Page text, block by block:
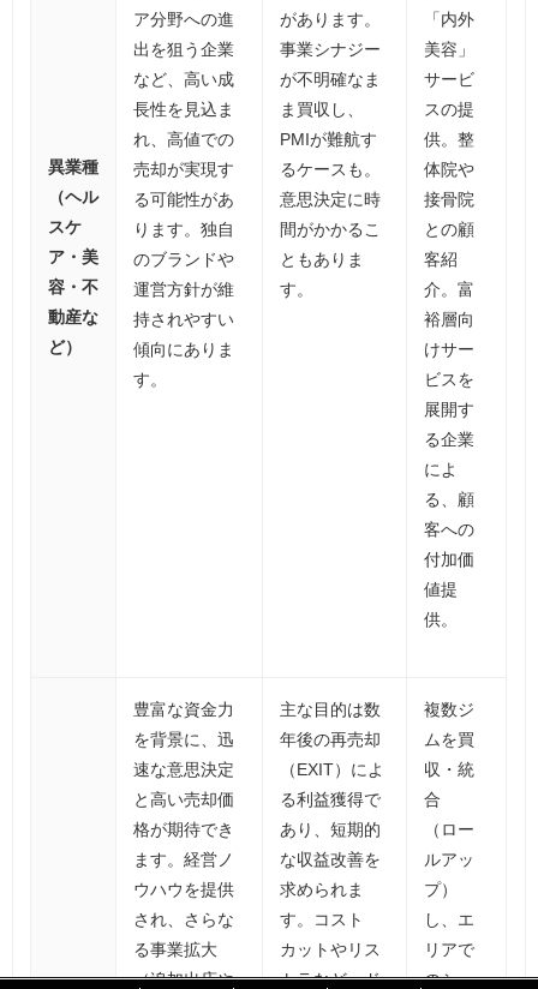
異業種
（ヘル
スケ
ア・美
容・不
動産な
ど）
ア分野への進
出を狙う企業
など、高い成
長性を見込ま
れ、高値での
売却が実現す
る可能性があ
ります。独自
のブランドや
運営方針が維
持されやすい
傾向にありま
す。
があります。
事業シナジー
が不明確なま
ま買収し、
PMIが難航す
るケースも。
意思決定に時
間がかかるこ
ともありま
す。
「内外
美容」
サービ
スの提
供。整
体院や
接骨院
との顧
客紹
介。富
裕層向
けサー
ビスを
展開す
る企業
によ
る、顧
客への
付加価
値提
供。
豊富な資金力
を背景に、迅
速な意思決定
と高い売却価
格が期待でき
ます。経営ノ
ウハウを提供
され、さらな
る事業拡大
（追加出店や
主な目的は数
年後の再売却
（EXIT）によ
る利益獲得で
あり、短期的
な収益改善を
求められま
す。コスト
カットやリス
トラなど、ド
複数ジ
ムを買
収・統
合
（ロー
ルアッ
プ）
し、エ
リアで
のシェ